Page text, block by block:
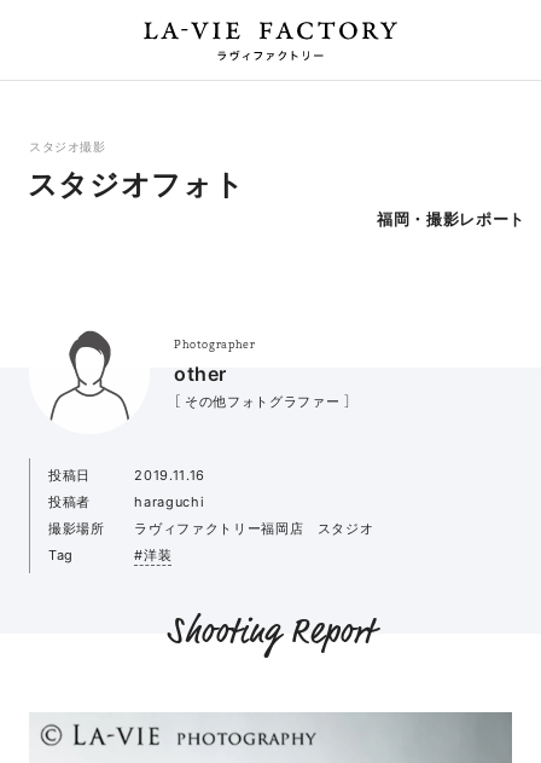
スタジオ撮影
スタジオフォト
福岡・撮影レポート
Photographer
other
［ その他フォトグラファー ］
投稿日
2019.11.16
投稿者
haraguchi
撮影場所
ラヴィファクトリー福岡店 スタジオ
Tag
#洋装
Shooting Report